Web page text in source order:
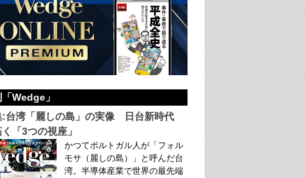
「Wedge」
:台湾「麗しの島」の実像 日台新時代
「3つの視座」
かつてポルトガル人が「フォル
モサ（麗しの島）」と呼んだ台
湾。半導体産業で世界の最先端